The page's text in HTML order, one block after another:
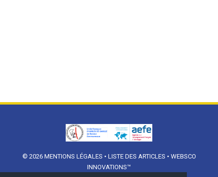
© 2026 MENTIONS LÉGALES • LISTE DES ARTICLES • WEBSCO
INNOVATIONS™